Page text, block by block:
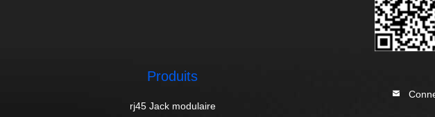
Produits
rj45 Jack modulaire